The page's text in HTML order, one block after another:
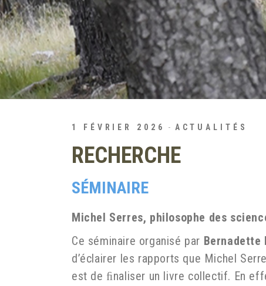
1 FÉVRIER 2026 ACTUALITÉS
RECHERCHE
SÉMINAIRE
Michel Serres, philosophe des
Ce séminaire organisé par Bernadette
d’éclairer les rapports que Michel
est de ﬁnaliser un livre collectif. En